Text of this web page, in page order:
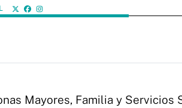
Mayores, Familia y Servicios